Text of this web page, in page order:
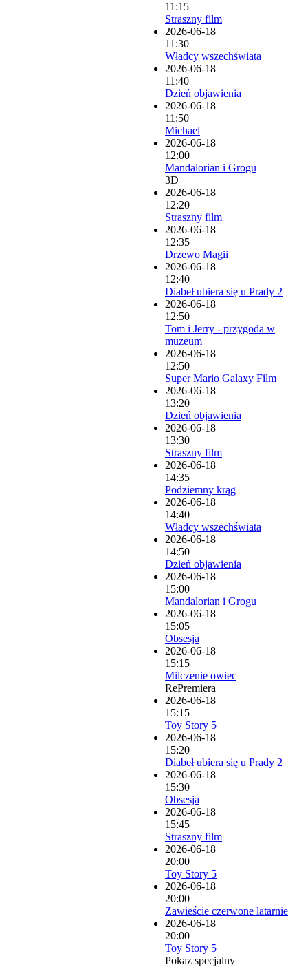
11:15
Straszny film
2026-06-18
11:30
Władcy wszechświata
2026-06-18
11:40
Dzień objawienia
2026-06-18
11:50
Michael
2026-06-18
12:00
Mandalorian i Grogu
3D
2026-06-18
12:20
Straszny film
2026-06-18
12:35
Drzewo Magii
2026-06-18
12:40
Diabeł ubiera się u Prady 2
2026-06-18
12:50
Tom i Jerry - przygoda w
muzeum
2026-06-18
12:50
Super Mario Galaxy Film
2026-06-18
13:20
Dzień objawienia
2026-06-18
13:30
Straszny film
2026-06-18
14:35
Podziemny krąg
2026-06-18
14:40
Władcy wszechświata
2026-06-18
14:50
Dzień objawienia
2026-06-18
15:00
Mandalorian i Grogu
2026-06-18
15:05
Obsesja
2026-06-18
15:15
Milczenie owiec
RePremiera
2026-06-18
15:15
Toy Story 5
2026-06-18
15:20
Diabeł ubiera się u Prady 2
2026-06-18
15:30
Obsesja
2026-06-18
15:45
Straszny film
2026-06-18
20:00
Toy Story 5
2026-06-18
20:00
Zawieście czerwone latarnie
2026-06-18
20:00
Toy Story 5
Pokaz specjalny